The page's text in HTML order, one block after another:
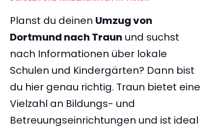
Planst du deinen Umzug von
Dortmund nach Traun und suchst
nach Informationen über lokale
Schulen und Kindergärten? Dann bist
du hier genau richtig. Traun bietet eine
Vielzahl an Bildungs- und
Betreuungseinrichtungen und ist ideal